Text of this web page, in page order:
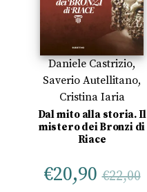
Daniele Castrizio,
Saverio Autellitano,
Cristina Iaria
Dal mito alla storia. Il
mistero dei Bronzi di
Riace
€20,90 €22,00